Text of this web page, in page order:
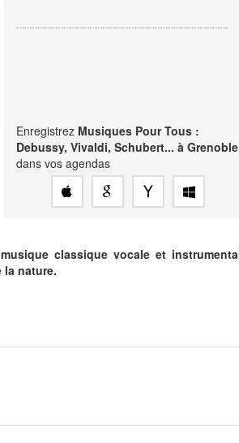
Enregistrez Musiques Pour Tous :
Debussy, Vivaldi, Schubert... à Grenoble
dans vos agendas
classique vocale et
nature.